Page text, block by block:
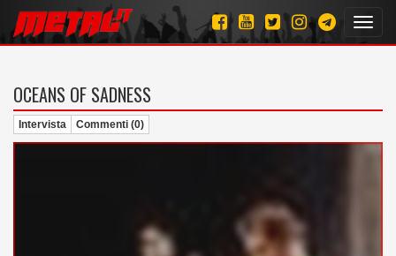
OCEANS OF SADNESS
Intervista Commenti (0)